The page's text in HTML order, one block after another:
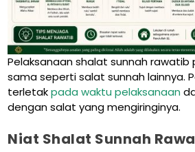
Pelaksanaan shalat sunnah rawatib
sama seperti salat sunnah lainnya.
terletakpada waktu pelaksanaan
dengan salat yang mengiringinya.
Niat Shalat Sunnah